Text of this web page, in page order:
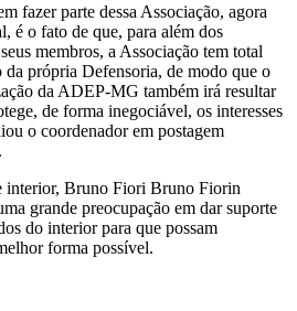
fazer parte dessa Associação, agora
é o fato de que, para além dos
membros, a Associação tem total
da própria Defensoria, de modo que o
da ADEP-MG também irá resultar
de forma inegociável, os interesses
o coordenador em postagem
interior, Bruno Fiori Bruno Fiorin
grande preocupação em dar suporte
do interior para que possam
forma possível.